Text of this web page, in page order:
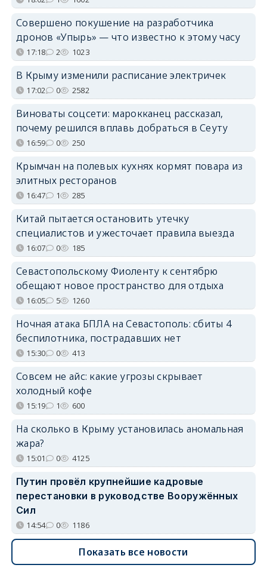
Совершено покушение на разработчика
дронов «Упырь» — что известно к этому часу
17:18 2 1023
В Крыму изменили расписание электричек
17:02 0 2582
Виноваты соцсети: марокканец рассказал,
почему решился вплавь добраться в Сеуту
16:59 0 250
Крымчан на полевых кухнях кормят повара из
элитных ресторанов
16:47 1 285
Китай пытается остановить утечку
специалистов и ужесточает правила выезда
16:07 0 185
Севастопольскому Фиоленту к сентябрю
обещают новое пространство для отдыха
16:05 5 1260
Ночная атака БПЛА на Севастополь: сбиты 4
беспилотника, пострадавших нет
15:30 0 413
Совсем не айс: какие угрозы скрывает
холодный кофе
15:19 1 600
На сколько в Крыму установилась аномальная
жара?
15:01 0 4125
Путин провёл крупнейшие кадровые
перестановки в руководстве Вооружённых
Сил
14:54 0 1186
Показать все новости